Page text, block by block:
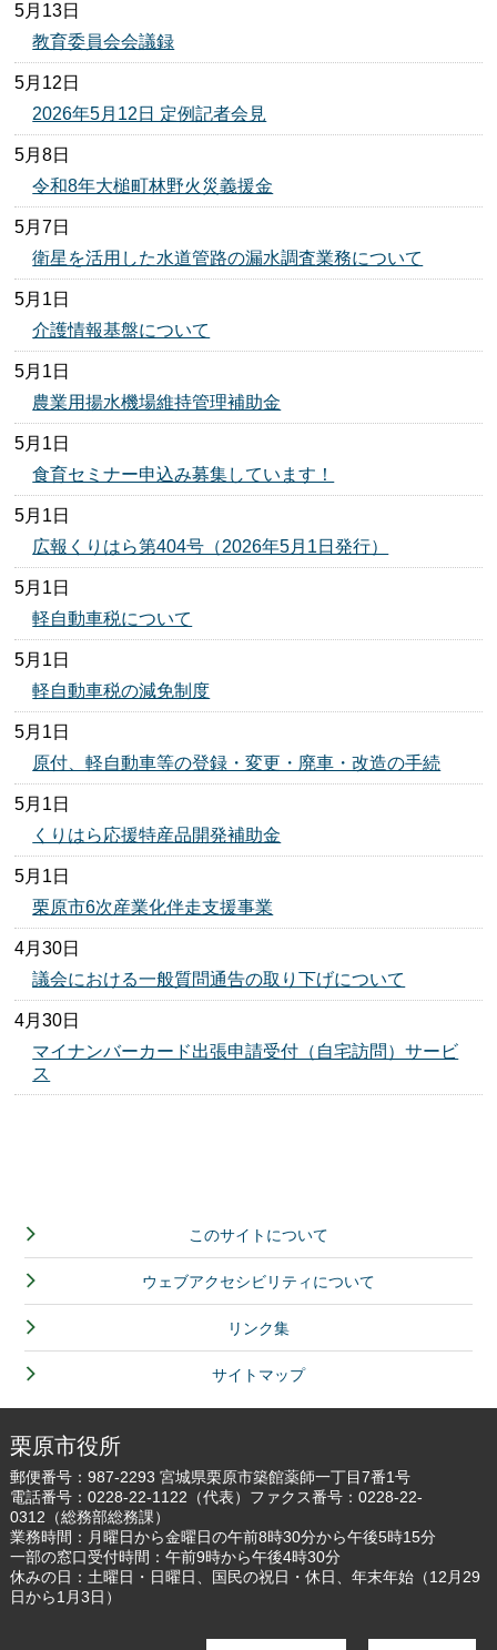
5月13日
教育委員会会議録
5月12日
2026年5月12日 定例記者会見
5月8日
令和8年大槌町林野火災義援金
5月7日
衛星を活用した水道管路の漏水調査業務について
5月1日
介護情報基盤について
5月1日
農業用揚水機場維持管理補助金
5月1日
食育セミナー申込み募集しています！
5月1日
広報くりはら第404号（2026年5月1日発行）
5月1日
軽自動車税について
5月1日
軽自動車税の減免制度
5月1日
原付、軽自動車等の登録・変更・廃車・改造の手続
5月1日
くりはら応援特産品開発補助金
5月1日
栗原市6次産業化伴走支援事業
4月30日
議会における一般質問通告の取り下げについて
4月30日
マイナンバーカード出張申請受付（自宅訪問）サービ
ス
このサイトについて
ウェブアクセシビリティについて
リンク集
サイトマップ
栗原市役所
郵便番号：987-2293 宮城県栗原市築館薬師一丁目7番1号
電話番号： 0228-22-1122 （代表）ファクス番号：0228-22-
0312（総務部総務課）
業務時間：月曜日から金曜日の午前8時30分から午後5時15分
一部の窓口受付時間：午前9時から午後4時30分
休みの日：土曜日・日曜日、国民の祝日・休日、年末年始（12月29
日から1月3日）